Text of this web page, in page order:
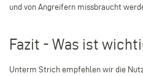
und von Angreifern missbraucht
Fazit - Was ist
Unterm Strich empfehlen wir die